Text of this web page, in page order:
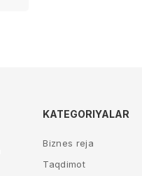
KATEGORIYALAR
Biznes reja
Taqdimot